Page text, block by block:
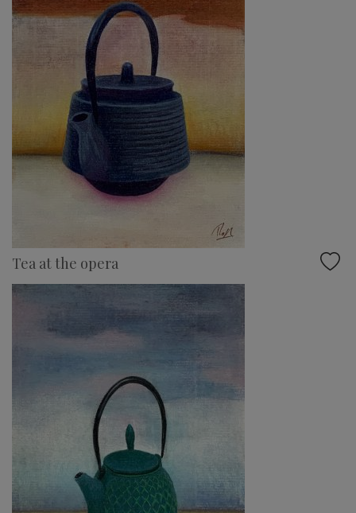
Tea at the opera